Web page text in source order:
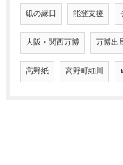
紙の縁日 能登支援
大阪・関西万博 万博出
高野紙 高野町細川